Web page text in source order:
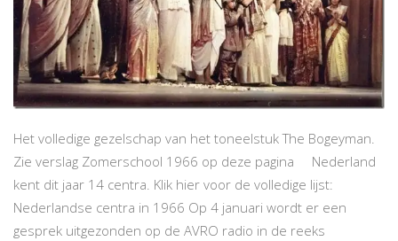
Het volledige gezelschap van het toneelstuk The Bogeyman.
Zie verslag Zomerschool 1966 op deze pagina Nederland
kent dit jaar 14 centra. Klik hier voor de volledige lijst:
Nederlandse centra in 1966 Op 4 januari wordt er een
gesprek uitgezonden op de AVRO radio in de reeks